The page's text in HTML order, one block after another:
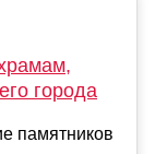
города
памятников